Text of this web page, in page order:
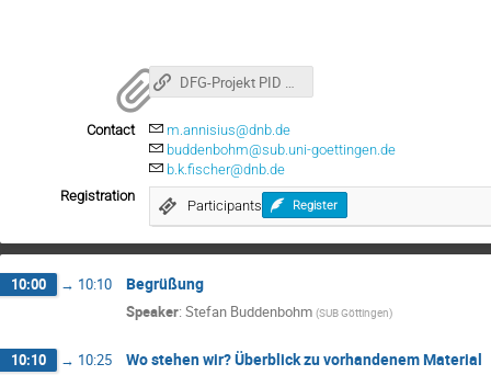
DFG-Projekt PID Network
Contact
m.annisius@dnb.de
buddenbohm@sub.uni-goettingen.de
b.k.fischer@dnb.de
Registration
Participants Register
10:00 → 10:10 Begrüßung
Speaker: Stefan Buddenbohm (SUB Göttingen)
10:10 → 10:25 Wo stehen wir? Überblick zu vorhandenem Material